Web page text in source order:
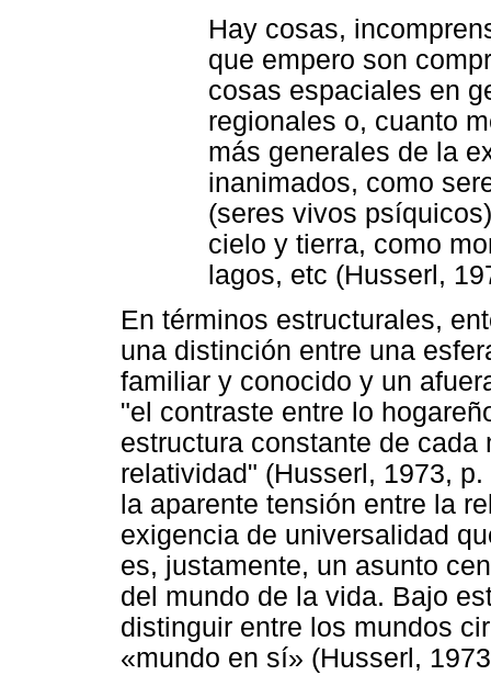
Hay cosas,
que empero son
cosas espaciales en
regionales o, cuanto
más generales de la
inanimados, como
(seres vivos
cielo y tierra, como
lagos, etc (Husserl,
En términos estructurales,
una distinción entre una
familiar y conocido y un
"el contraste entre lo
estructura constante de
relatividad" (Husserl, 1973,
la aparente tensión entre la
exigencia de universalidad
es, justamente, un asunto
del mundo de la vida. Bajo
distinguir entre los mundos
«mundo en sí» (Husserl,